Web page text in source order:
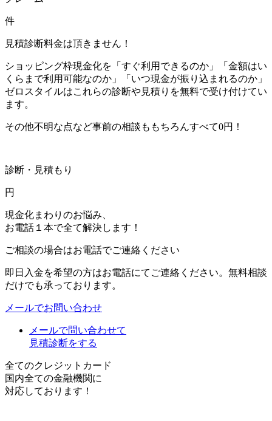
件
見積診断料金は頂きません！
ショッピング枠現金化を「すぐ利用できるのか」「金額はい
くらまで利用可能なのか」「いつ現金が振り込まれるのか」
ゼロスタイルはこれらの診断や見積りを無料で受け付けてい
ます。
その他不明な点など事前の相談ももちろんすべて0円！
診断・見積もり
円
現金化まわりのお悩み、
お電話１本で全て解決します！
ご相談の場合はお電話でご連絡ください
即日入金を希望の方はお電話にてご連絡ください。無料相談
だけでも承っております。
メールでお問い合わせ
メールで問い合わせて
見積診断をする
全てのクレジットカード
国内全ての金融機関に
対応しております！